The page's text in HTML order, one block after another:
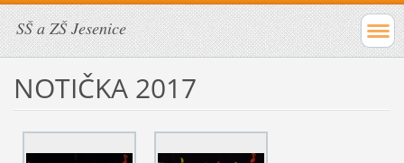
SŠ a ZŠ Jesenice
NOTIČKA 2017